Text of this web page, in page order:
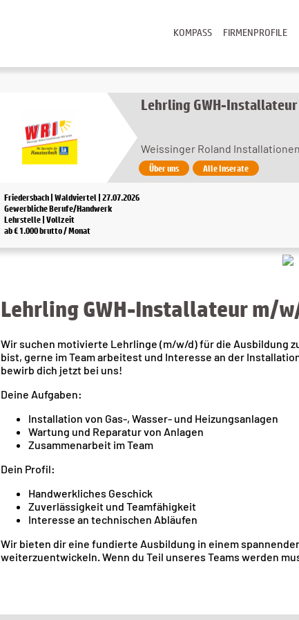
FIRMENPROFILE
KOMPASS
Lehrling GWH-
Weissinger Roland Installationen
Über uns Alle Inserate
Friedersbach | Waldviertel | 27.07.2026
Gewerbliche Berufe/Handwerk
Lehrstelle | Vollzeit
ab € 1.000 brutto / Monat
Lehrling GWH-Installateur m/
Wir suchen motivierte Lehrlinge (m/w/d) für die Ausbildung
bist, gerne im Team arbeitest und Interesse an der
bewirb dich jetzt bei uns!
Deine Aufgaben:
Installation von Gas-, Wasser- und Heizungsanlagen
Wartung und Reparatur von Anlagen
Zusammenarbeit im Team
Dein Profil:
Handwerkliches Geschick
Zuverlässigkeit und Teamfähigkeit
Interesse an technischen Abläufen
Wir bieten dir eine fundierte Ausbildung in einem
weiterzuentwickeln. Wenn du Teil unseres Teams werden